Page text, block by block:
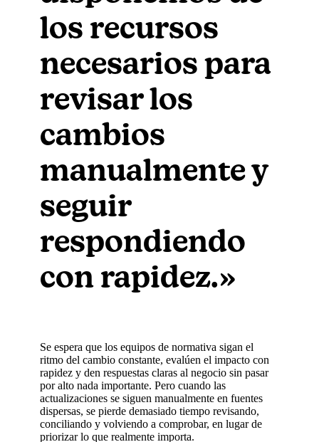
los recursos
necesarios para
revisar los
cambios
manualmente y
seguir
respondiendo
con rapidez.»
Se espera que los equipos de normativa sigan el
ritmo del cambio constante, evalúen el impacto con
rapidez y den respuestas claras al negocio sin pasar
por alto nada importante. Pero cuando las
actualizaciones se siguen manualmente en fuentes
dispersas, se pierde demasiado tiempo revisando,
conciliando y volviendo a comprobar, en lugar de
priorizar lo que realmente importa.